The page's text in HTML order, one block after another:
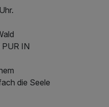
IN
die Seele